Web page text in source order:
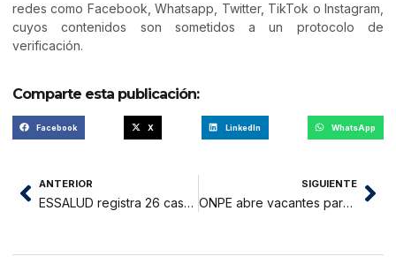
redes como Facebook, Whatsapp, Twitter, TikTok o Instagram,
cuyos contenidos son sometidos a un protocolo de
verificación.
Comparte esta publicación:
Facebook X LinkedIn WhatsApp
ANTERIOR
ESSALUD registra 26 casos de pacientes contagiados de COVID
SIGUIENTE
ONPE abre vacantes para coordinador de local de votación